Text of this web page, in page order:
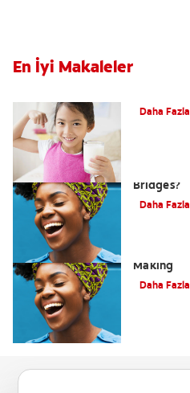
En İyi Makaleler
Daha
Bridges?
Daha
Making
Daha